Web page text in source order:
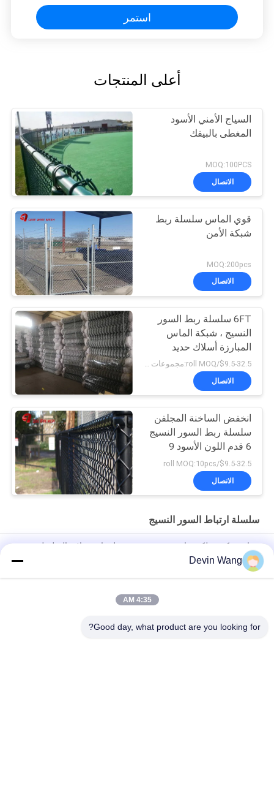
استمر
أعلى المنتجات
السياج الأمني الأسود
المغطى بالبيفك
MOQ:100PCS
الاتصال
قوي الماس سلسلة ربط
شبكة الأمن
MOQ:200pcs
الاتصال
6FT سلسلة ربط السور
النسيج ، شبكة الماس
المبارزة أسلاك حديد
منخفض الكربون
$9.5-32.5/roll MOQ:مجموعات 50
الاتصال
انخفض الساخنة المجلفن
سلسلة ربط السور النسيج
6 قدم اللون الأسود 9
المقياس
$9.5-32.5/roll MOQ:10pcs
الاتصال
سلسلة ارتباط السور النسيج
سياج شبكي سلكي ماسي بتقنية منسوجة لسياج وصلات السلسلة
للملاعب/الحدائق/المنتزهات/السياج السكني
لفافة سياج شبكي ماسي مجلفن لملاعب التنس
سد السلسلة المغطاة بالبي.في.سي.م المزودة بالبودر المخصصة
Devin Wang
4:35 AM
Good day, what product are you looking for?